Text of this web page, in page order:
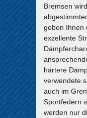
Bremsen
geben Ihnen
exzellente
härtere
verwendete
auch im
Sportfedern
werden nur